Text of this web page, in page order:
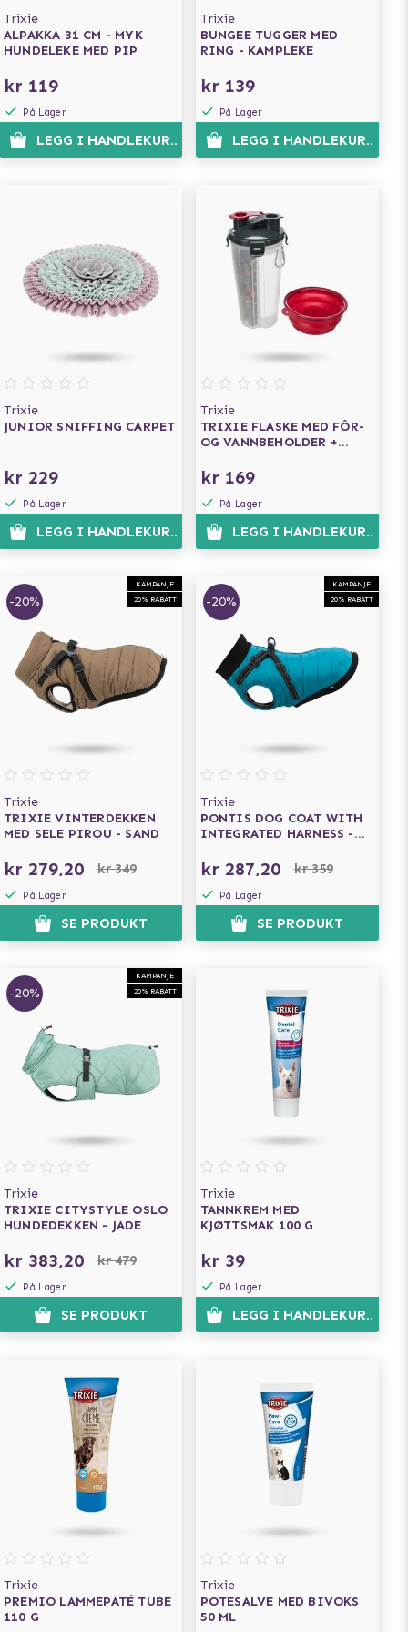
Trixie
ALPAKKA 31 CM - MYK
HUNDELEKE MED PIP
kr 119
På Lager
LEGG I HANDLEKURVEN
Trixie
BUNGEE TUGGER MED
RING - KAMPLEKE
kr 139
På Lager
LEGG I HANDLEKURVEN
Trixie
JUNIOR SNIFFING CARPET
kr 229
På Lager
LEGG I HANDLEKURVEN
Trixie
TRIXIE FLASKE MED FÔR-
OG VANNBEHOLDER +
kr 169
På Lager
LEGG I HANDLEKURVEN
KAMPANJE
20% RABATT
-20%
Trixie
TRIXIE VINTERDEKKEN
MED SELE PIROU - SAND
kr 279,20 kr 349
På Lager
SE PRODUKT
KAMPANJE
20% RABATT
-20%
Trixie
PONTIS DOG COAT WITH
INTEGRATED HARNESS -
kr 287,20 kr 359
På Lager
SE PRODUKT
KAMPANJE
20% RABATT
-20%
Trixie
TRIXIE CITYSTYLE OSLO
HUNDEDEKKEN - JADE
kr 383,20 kr 479
På Lager
SE PRODUKT
Trixie
TANNKREM MED
KJØTTSMAK 100 G
kr 39
På Lager
LEGG I HANDLEKURVEN
Trixie
PREMIO LAMMEPATÉ TUBE
110 G
Trixie
POTESALVE MED BIVOKS
50 ML